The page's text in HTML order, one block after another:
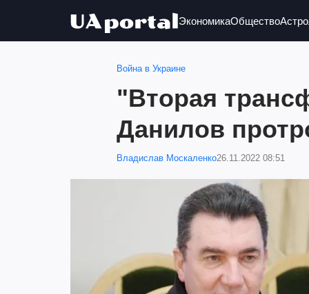
ЭкономикаОбщество
Война в Украине
"Вторая
Данилов
Владислав Москаленко26.11.2022 08:51